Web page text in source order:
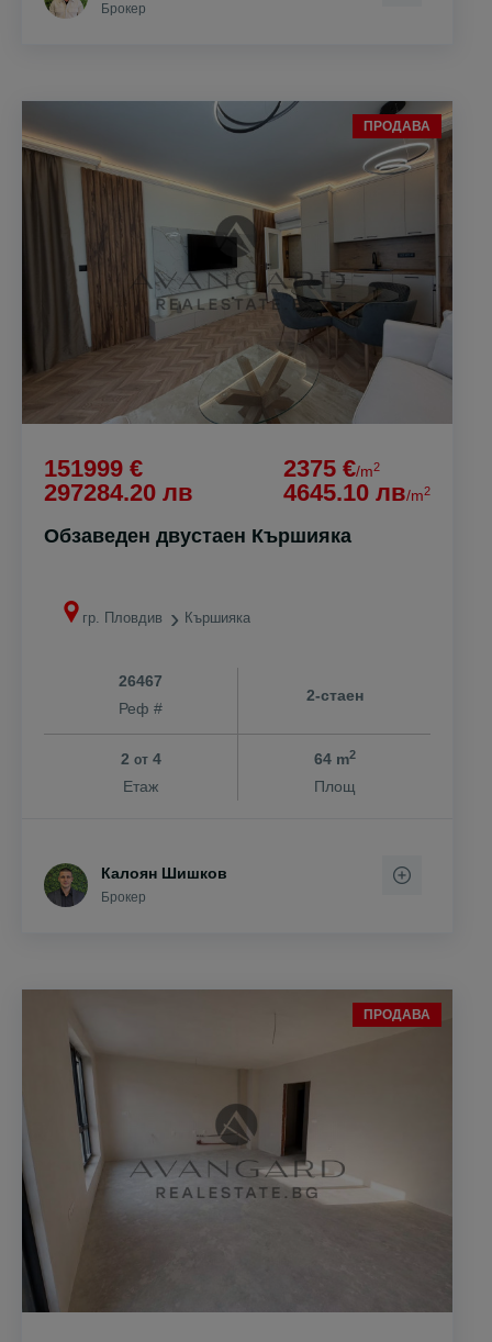
Брокер
ПРОДАВА
151999 €
297284.20 лв
2375 €/m2
4645.10 лв/m2
Обзаведен двустаен Кършияка
гр. Пловдив Кършияка
26467
Реф #
2-стаен
2 от4
Етаж
64 m2
Площ
Калоян Шишков
Брокер
ПРОДАВА